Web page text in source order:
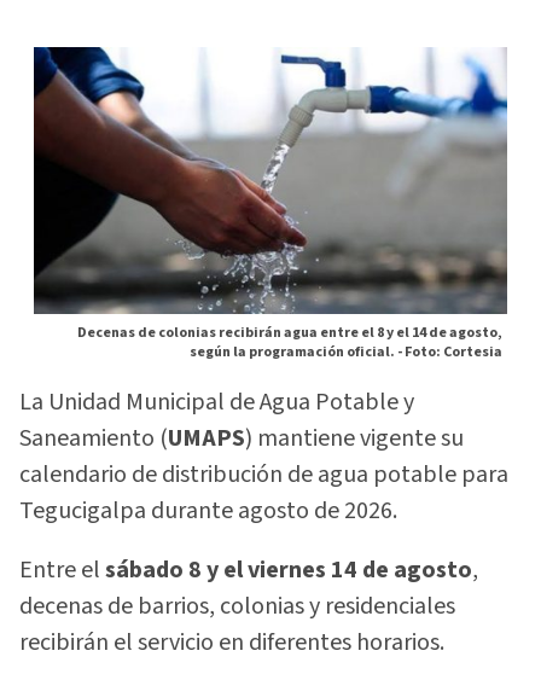
Decenas de colonias recibirán agua entre el 8 y el 14 de agosto,
según la programación oficial. -Foto: Cortesia
La Unidad Municipal de Agua Potable y
Saneamiento (UMAPS) mantiene vigente su
calendario de distribución de agua potable para
Tegucigalpa durante agosto de 2026.
Entre elsábado 8 y el viernes 14 de agosto,
decenas de barrios, colonias y residenciales
recibirán el servicio en diferentes horarios.